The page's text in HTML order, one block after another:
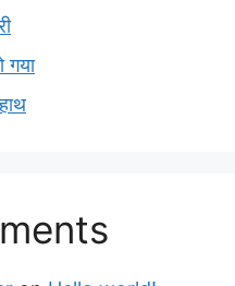
गया